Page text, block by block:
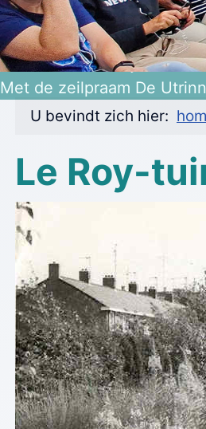
Heerenveen 475 jaar!
Met de zeilpraam De
U bevindt zich hier:
Le Roy-